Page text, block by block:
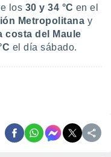
los 30 y 34 °Cen el
Metropolitana y
costa del Maule
el día sábado.